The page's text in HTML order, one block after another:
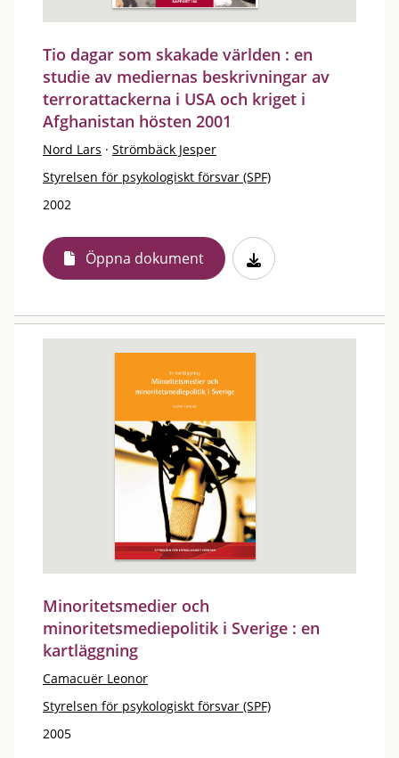
Tio dagar som skakade världen : en
studie av mediernas beskrivningar av
terrorattackerna i USA och kriget i
Afghanistan hösten 2001
Nord Lars · Strömbäck Jesper
Styrelsen för psykologiskt försvar (SPF)
2002
Öppna dokument
Minoritetsmedier och
minoritetsmediepolitik i Sverige : en
kartläggning
Camacuër Leonor
Styrelsen för psykologiskt försvar (SPF)
2005